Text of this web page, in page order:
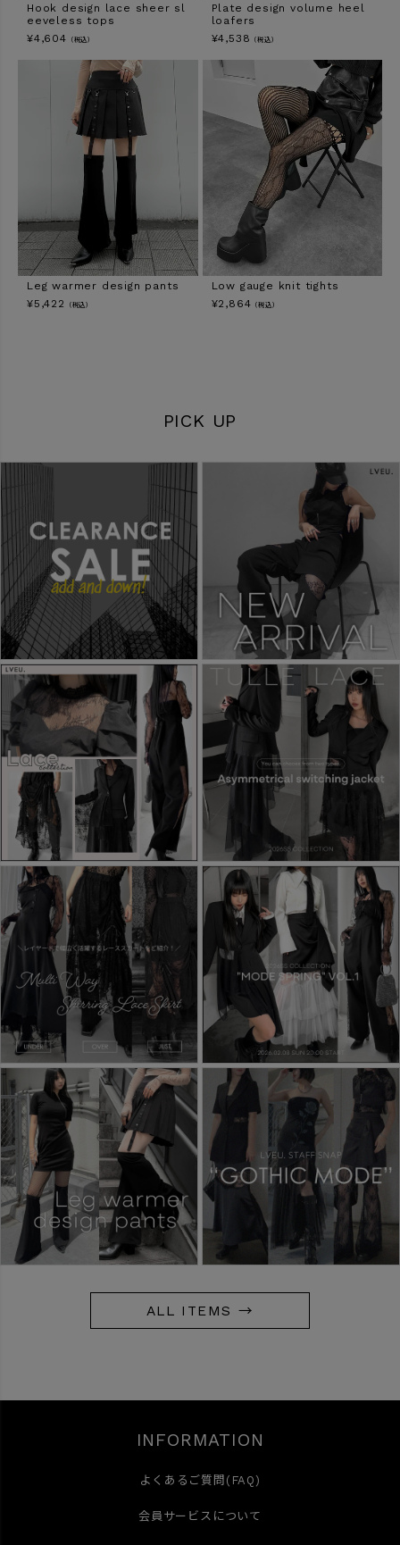
Hook design lace sheer sl
eeveless tops
¥4,604 （税込）
Plate design volume heel
loafers
¥4,538 （税込）
Leg warmer design pants
¥5,422 （税込）
Low gauge knit tights
¥2,864 （税込）
PICK UP
ALL ITEMS →
INFORMATION
よくあるご質問(FAQ)
会員サービスについて